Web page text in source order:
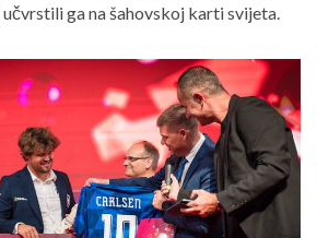
ga na šahovskoj karti svijeta.